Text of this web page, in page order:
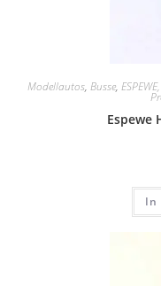
Modellautos, Busse,
Espewe
In